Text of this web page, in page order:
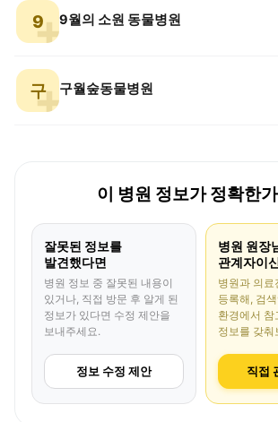
9 9월의 소원 동물병원
구 구월숲동물병원
이 병원 정보가 정확한
잘못된 정보를
발견했다면
병원 정보 중 잘못된 내용이
있거나, 직접 방문 후 알게 된
정보가 있다면 수정 제안을
보내주세요.
정보 수정 제안
병원 원장
관계자이
병원과 의료
등록해, 검
환경에서 참
정보를 갖춰
직접